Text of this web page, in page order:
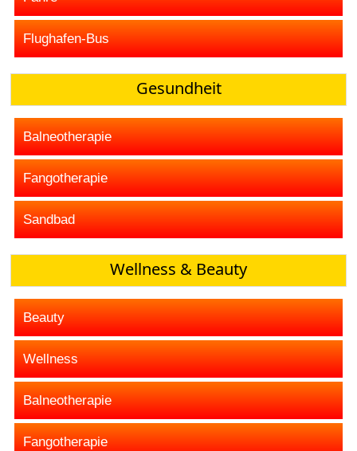
Flughafen-Bus
Gesundheit
Balneotherapie
Fangotherapie
Sandbad
Wellness & Beauty
Beauty
Wellness
Balneotherapie
Fangotherapie